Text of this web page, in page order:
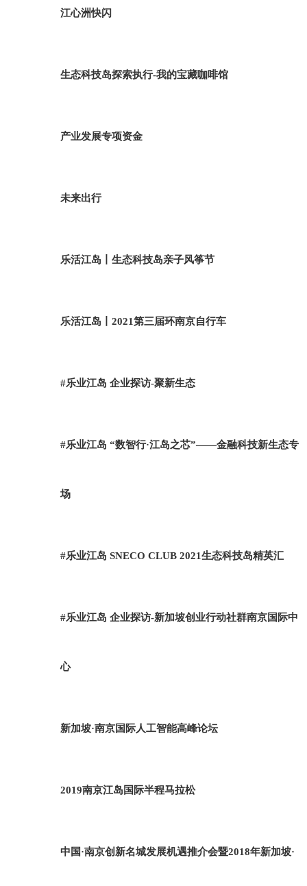
江心洲快闪
生态科技岛探索执行-我的宝藏咖啡馆
产业发展专项资金
未来出行
乐活江岛丨生态科技岛亲子风筝节
乐活江岛丨2021第三届环南京自行车
#乐业江岛 企业探访-聚新生态
#乐业江岛 “数智行·江岛之芯”——金融科技新生态专
场
#乐业江岛 SNECO CLUB 2021生态科技岛精英汇
#乐业江岛 企业探访-新加坡创业行动社群南京国际中
心
新加坡·南京国际人工智能高峰论坛
2019南京江岛国际半程马拉松
中国·南京创新名城发展机遇推介会暨2018年新加坡·